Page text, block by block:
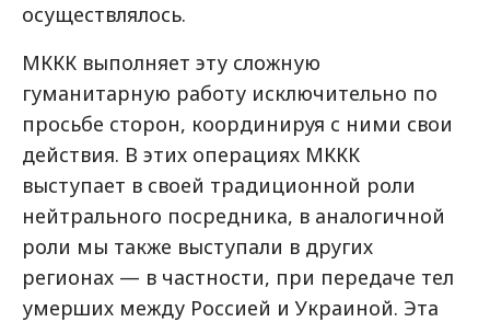
осуществлялось.
МККК выполняет эту сложную
гуманитарную работу исключительно по
просьбе сторон, координируя с ними свои
действия. В этих операциях МККК
выступает в своей традиционной роли
нейтрального посредника, в аналогичной
роли мы также выступали в других
регионах — в частности, при передаче тел
умерших между Россией и Украиной. Эта